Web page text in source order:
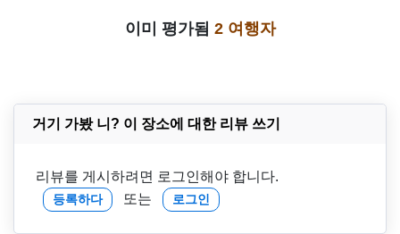
이미 평가됨 2 여행자
거기 가봤 니? 이 장소에 대한 리뷰 쓰기
리뷰를 게시하려면 로그인해야 합니다.
등록하다 또는 로그인